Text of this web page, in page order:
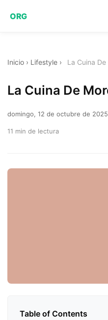
ORG
Inicio › Lifestyle › La Cuina
La Cuina De
domingo, 12 de octubre de 2025
11 min de lectura
Table of Contents